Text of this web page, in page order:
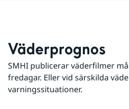
Väderprognos
SMHI publicerar väderfilmer
fredagar. Eller vid särskilda
varningssituationer.